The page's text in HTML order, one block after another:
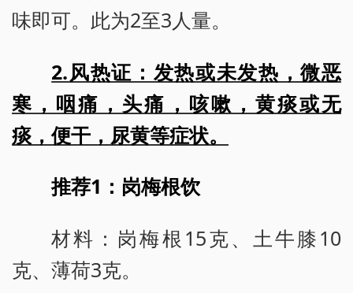
味即可。此为2至3人量。
2.风热证：发热或未发热，微恶
寒，咽痛，头痛，咳嗽，黄痰或无
痰，便干，尿黄等症状。
推荐1：岗梅根饮
材料：岗梅根15克、土牛膝10
克、薄荷3克。